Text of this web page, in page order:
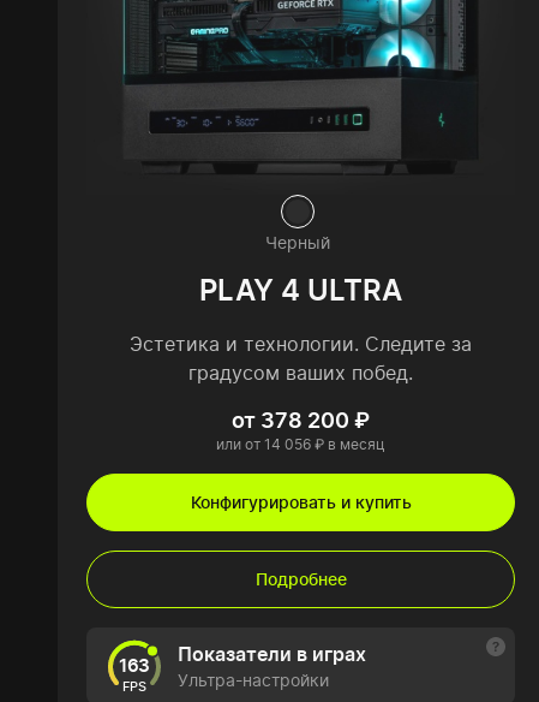
Черный
PLAY 4 ULTRA
Эстетика и технологии. Следите за
градусом ваших побед.
от 378 200 ₽
или от 14 056 ₽ в месяц
Конфигурировать и купить
Подробнее
163
FPS
Показатели в играх
Ультра-настройки